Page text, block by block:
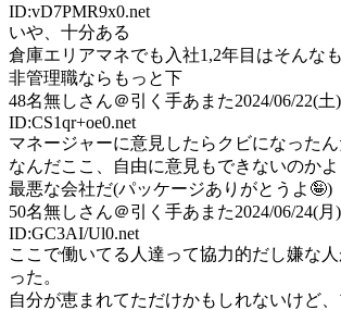
ID:vD7PMR9x0.net
いや、十分ある
倉庫エリアマネでも入社1,2年目はそんな
非管理職ならもっと下
48名無しさん＠引く手あまた2024/06/22(土
ID:CS1qr+oe0.net
マネージャーに意見したらクビになった
なんだここ、自由に意見もできないのかよ
最悪な会社だ(パッケージありがとうよ🤪)
50名無しさん＠引く手あまた2024/06/24(月
ID:GC3AI/Ul0.net
ここで働いてる人達って協力的だし嫌な
った。
自分が恵まれてただけかもしれないけど